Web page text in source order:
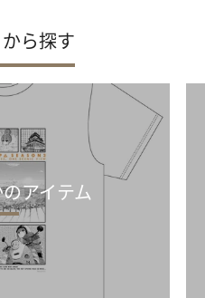
ら探す
アイテム